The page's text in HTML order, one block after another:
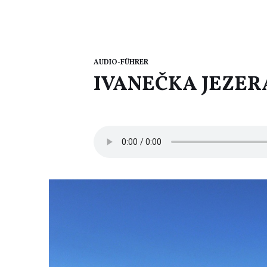
AUDIO-FÜHRER
IVANEČKA